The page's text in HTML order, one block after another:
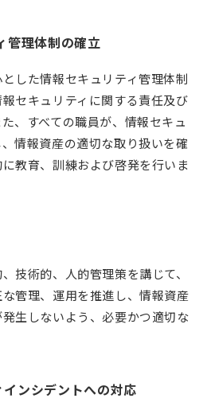
管理体制の確立
した情報セキュリティ管理体制
セキュリティに関する責任及び
、すべての職員が、情報セキュ
情報資産の適切な取り扱いを確
教育、訓練および啓発を行いま
技術的、人的管理策を講じて、
管理、運用を推進し、情報資産
生しないよう、必要かつ適切な
ンシデントへの対応